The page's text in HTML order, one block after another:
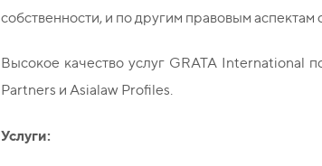
собственности, и по другим правовым аспектам
Высокое качество услуг GRATA
Partners и Asialaw Profiles.
Услуги: